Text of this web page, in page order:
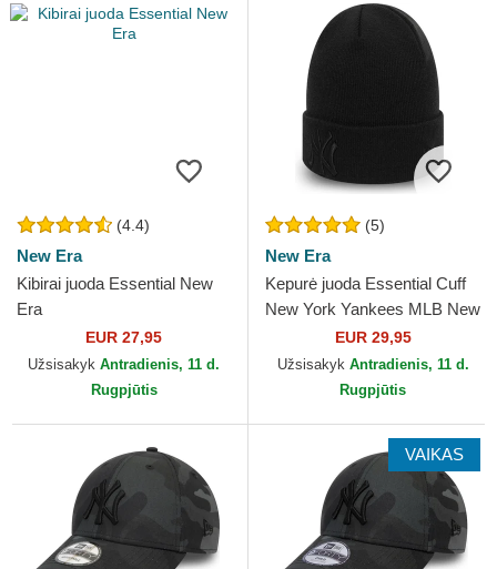
(4.4)
New Era
Kibirai juoda Essential New
Era
EUR 27,95
Užsisakyk Antradienis, 11 d.
Rugpjūtis
(5)
New Era
Kepurė juoda Essential Cuff
New York Yankees MLB New
EUR 29,95
Užsisakyk Antradienis, 11 d.
Rugpjūtis
VAIKAS